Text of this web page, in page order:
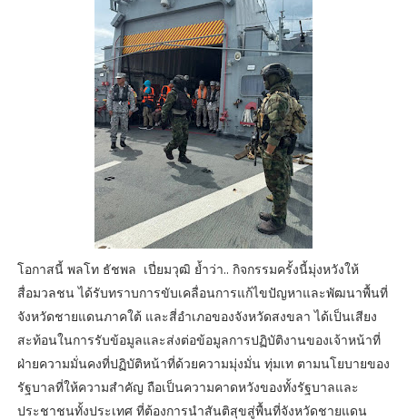
โอกาสนี้ พลโท ธัชพล เปี่ยมวุฒิ ย้ำว่า.. กิจกรรมครั้งนี้มุ่งหวังให้
สื่อมวลชน ได้รับทราบการขับเคลื่อนการแก้ไขปัญหาและพัฒนาพื้นที่
จังหวัดชายแดนภาคใต้ และสี่อำเภอของจังหวัดสงขลา ได้เป็นเสียง
สะท้อนในการรับข้อมูลและส่งต่อข้อมูลการปฏิบัติงานของเจ้าหน้าที่
ฝ่ายความมั่นคงที่ปฏิบัติหน้าที่ด้วยความมุ่งมั่น ทุ่มเท ตามนโยบายของ
รัฐบาลที่ให้ความสำคัญ ถือเป็นความคาดหวังของทั้งรัฐบาลและ
ประชาชนทั้งประเทศ ที่ต้องการนำสันติสุขสู่พื้นที่จังหวัดชายแดน